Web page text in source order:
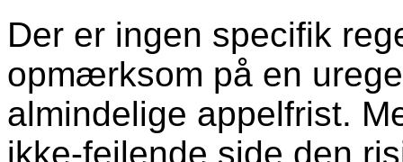
Der er ingen specifik
opmærksom på en
almindelige appelfrist.
ikke-fejlende side den